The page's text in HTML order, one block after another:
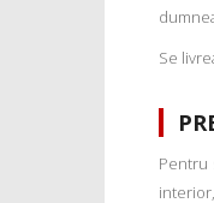
Se
Pentru